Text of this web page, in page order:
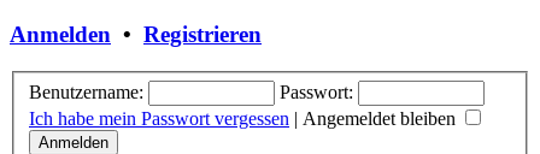
Anmelden • Registrieren
Benutzername:
Passwort:
Ich habe mein Passwort vergessen | Angemeldet bleiben